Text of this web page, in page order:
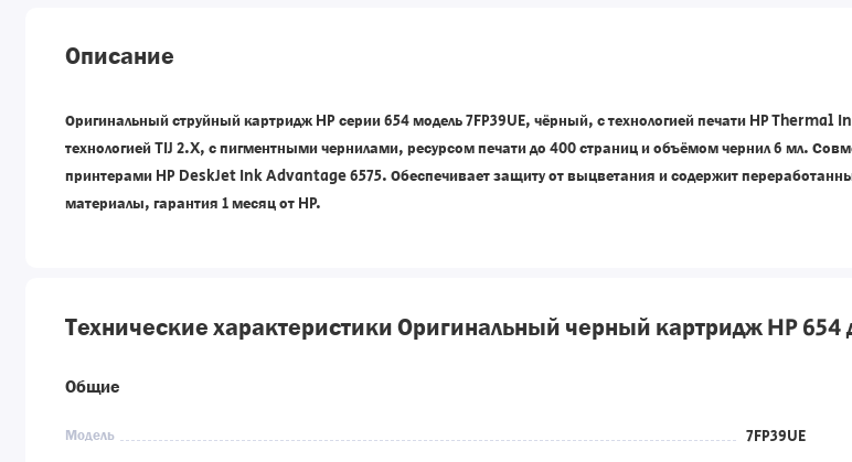
Описание
Оригинальный струйный картридж HP серии 654 модель 7FP39UE, чёрный, с технологией печати HP Thermal
технологией TIJ 2.X, с пигментными чернилами, ресурсом печати до 400 страниц и объёмом чернил 6 мл.
принтерами HP DeskJet Ink Advantage 6575. Обеспечивает защиту от выцветания и содержит
материалы, гарантия 1 месяц от HP.
Технические характеристики Оригинальный черный картридж HP
Общие
Модель 7FP39UE